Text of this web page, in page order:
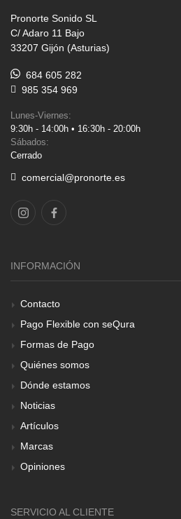
Pronorte Sonido SL
C/ Adaro 11 Bajo
33207 Gijón (Asturias)
684 605 282
985 354 969
Lunes-Viernes:
9:30h - 14:00h • 16:30h - 20:00h
Sábados:
Cerrado
comercial@pronorte.es
INFORMACIÓN
Contacto
Pago Flexible con seQura
Formas de Pago
Quiénes somos
Dónde estamos
Noticias
Artículos
Marcas
Opiniones
SERVICIO AL CLIENTE